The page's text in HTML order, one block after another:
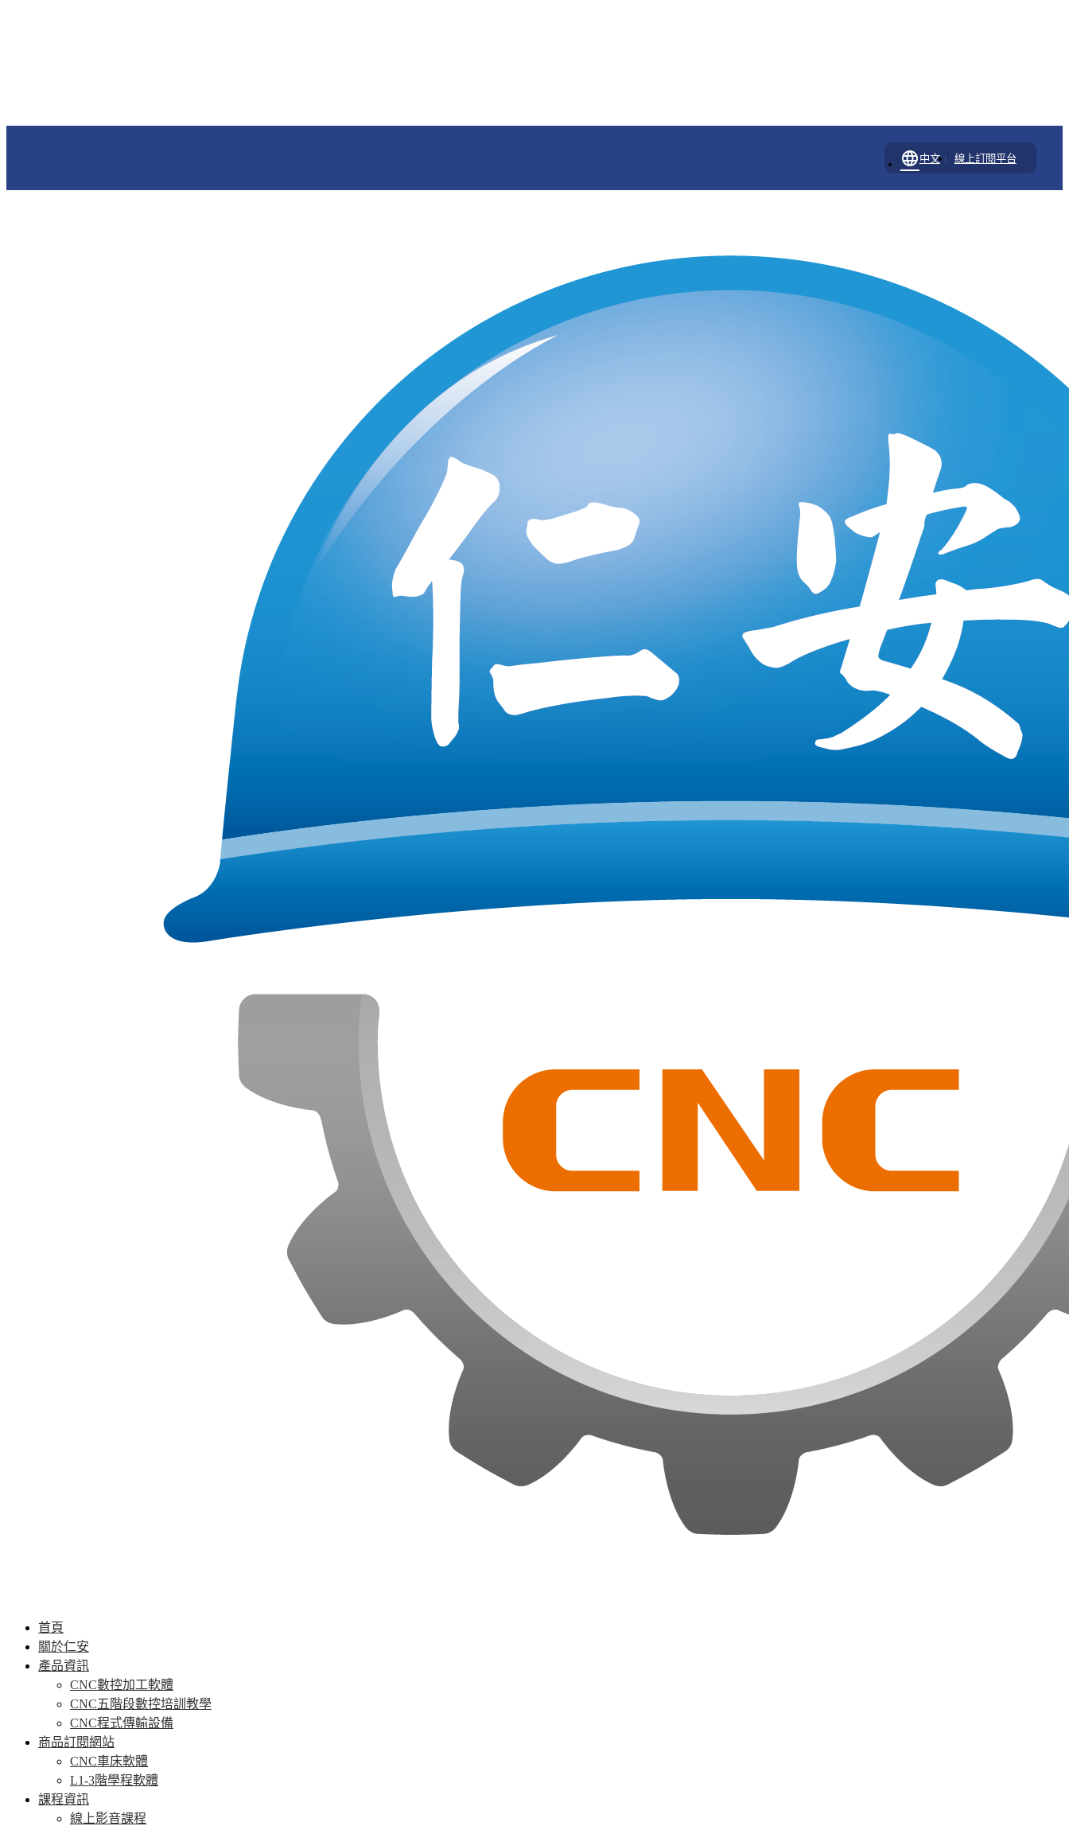
language 中文 | 線上訂閱平台
首頁
關於仁安
產品資訊
CNC數控加工軟體
CNC五階段數控培訓教學
CNC程式傳輸設備
商品訂閱網站
CNC車床軟體
L1-3階學程軟體
課程資訊
線上影音課程